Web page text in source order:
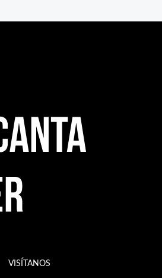
VISÍTANOS